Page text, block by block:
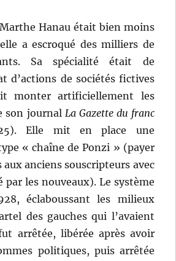
Hanau était bien moins
a escroqué des milliers de
Sa spécialité était de
d’actions de sociétés fictives
monter artificiellement les
son journal La Gazette du franc
Elle mit en place une
« chaîne de Ponzi » (payer
anciens souscripteurs avec
par les nouveaux). Le système
éclaboussant les milieux
des gauches qui l’avaient
arrêtée, libérée après avoir
politiques, puis arrêtée